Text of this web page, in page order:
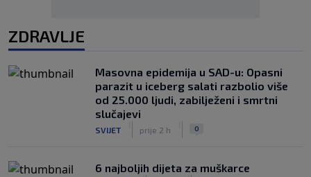
ZDRAVLJE
Masovna epidemija u SAD-u: Opasni
parazit u iceberg salati razbolio više
od 25.000 ljudi, zabilježeni i smrtni
slučajevi
SVIJET prije 2 h 0
6 najboljih dijeta za muškarce